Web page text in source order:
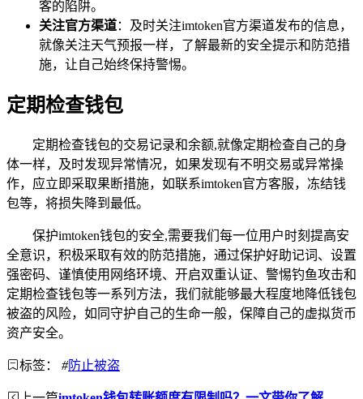
客的陷阱。
关注官方渠道：及时关注imtoken官方渠道发布的信息，
就像关注天气预报一样，了解最新的安全提示和防范措
施，让自己始终保持警惕。
定期检查钱包
定期检查钱包的交易记录和余额,就像定期检查自己的身
体一样，及时发现异常情况，如果发现有不明交易或异常操
作，应立即采取果断措施，如联系imtoken官方客服，冻结钱
包等，将损失降到最低。
保护imtoken钱包的安全,需要我们每一位用户时刻提高安
全意识，积极采取有效的防范措施，通过保护好助记词、设置
强密码、谨慎使用网络环境、开启双重认证、警惕钓鱼攻击和
定期检查钱包等一系列方法，我们就能够最大程度地降低钱包
被盗的风险，如同守护自己的生命一般，保障自己的虚拟货币
资产安全。
标签： #防止被盗